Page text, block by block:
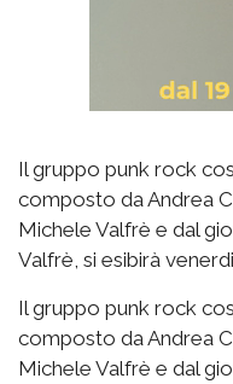
Il gruppo punk rock
composto da Andrea
Michele Valfrè e dal
Valfrè, si esibirà
Il gruppo punk rock
composto da Andrea
Michele Valfrè e dal